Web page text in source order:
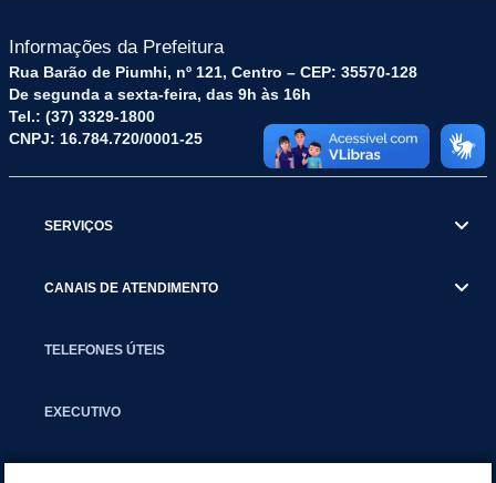
Informações da Prefeitura
Rua Barão de Piumhi, nº 121, Centro – CEP: 35570-128
De segunda a sexta-feira, das 9h às 16h
Tel.: (37) 3329-1800
CNPJ: 16.784.720/0001-25
SERVIÇOS
CANAIS DE ATENDIMENTO
TELEFONES ÚTEIS
EXECUTIVO